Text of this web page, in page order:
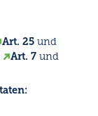
Art. 25 und
Art. 7 und